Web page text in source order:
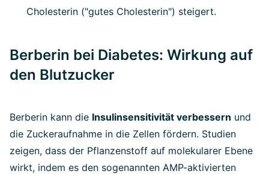
Cholesterin ("gutes Cholesterin") steigert.
Berberin bei Diabetes: Wirkung auf
den Blutzucker
Berberin kann die Insulinsensitivität verbessern und
die Zuckeraufnahme in die Zellen fördern. Studien
zeigen, dass der Pflanzenstoff auf molekularer Ebene
wirkt, indem es den sogenannten AMP-aktivierten